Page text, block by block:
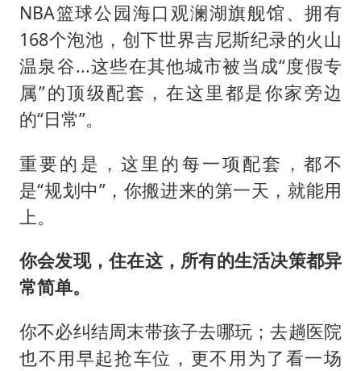
NBA篮球公园海口观澜湖旗舰馆、拥有
168个泡池，创下世界吉尼斯纪录的火山
温泉谷...这些在其他城市被当成“度假专
属”的顶级配套，在这里都是你家旁边
的“日常”。
重要的是，这里的每一项配套，都不
是“规划中”，你搬进来的第一天，就能用
上。
你会发现，住在这，所有的生活决策都异
常简单。
你不必纠结周末带孩子去哪玩；去趟医院
也不用早起抢车位，更不用为了看一场